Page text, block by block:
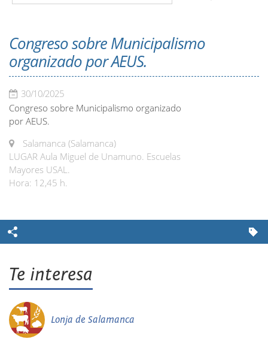
Congreso sobre Municipalismo
organizado por AEUS.
30/10/2025
Congreso sobre Municipalismo organizado
por AEUS.
Salamanca (Salamanca)
LUGAR Aula Miguel de Unamuno. Escuelas
Mayores USAL.
Hora: 12,45 h.
Te interesa
Lonja de Salamanca